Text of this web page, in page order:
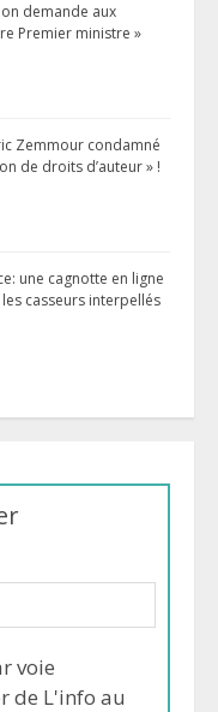
demande aux
Premier ministre »
Zemmour condamné
de droits d’auteur » !
une cagnotte en ligne
casseurs interpellés
voie
de L'info au